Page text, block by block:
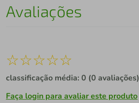
Avaliações
☆☆☆☆☆
classificação média: 0 (0 avaliações)
Faça login para avaliar este produto